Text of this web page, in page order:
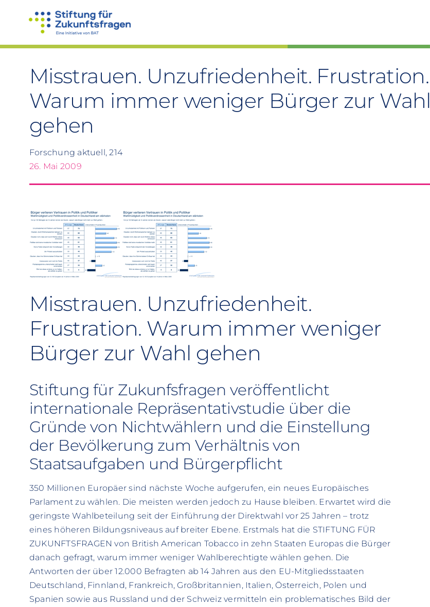
Misstrauen. Unzufriedenheit. Frustration.
Warum immer weniger Bürger zur Wahl
gehen
Forschung aktuell, 214
26. Mai 2009
Misstrauen. Unzufriedenheit.
Frustration. Warum immer weniger
Bürger zur Wahl gehen
Stiftung für Zukunfsfragen veröffentlicht
internationale Repräsentativstudie über die
Gründe von Nichtwählern und die Einstellung
der Bevölkerung zum Verhältnis von
Staatsaufgaben und Bürgerpflicht
350 Millionen Europäer sind nächste Woche aufgerufen, ein neues Europäisches
Parlament zu wählen. Die meisten werden jedoch zu Hause bleiben. Erwartet wird die
geringste Wahlbeteilung seit der Einführung der Direktwahl vor 25 Jahren – trotz
eines höheren Bildungsniveaus auf breiter Ebene. Erstmals hat die STIFTUNG FÜR
ZUKUNFTSFRAGEN von British American Tobacco in zehn Staaten Europas die Bürger
danach gefragt, warum immer weniger Wahlberechtigte wählen gehen. Die
Antworten der über 12.000 Befragten ab 14 Jahren aus den EU-Mitgliedsstaaten
Deutschland, Finnland, Frankreich, Großbritannien, Italien, Österreich, Polen und
Spanien sowie aus Russland und der Schweiz vermitteln ein problematisches Bild der